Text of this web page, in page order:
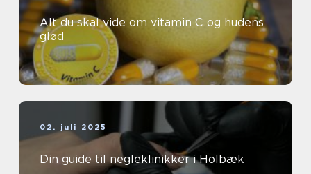
Alt du skal vide om vitamin C og hudens
glød
02. juli 2025
Din guide til negleklinikker i Holbæk